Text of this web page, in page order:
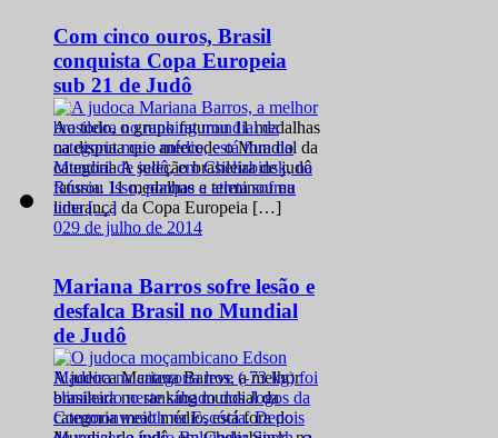
Com cinco ouros, Brasil
conquista Copa Europeia
sub 21 de Judô
Ao todo, o grupo faturou 11 medalhas
na disputa que antecede o Mundial da
categoria A seleção brasileira de judô
faturou 11 medalhas e terminou na
liderança da Copa Europeia […]
029 de julho de 2014
Mariana Barros sofre lesão e
desfalca Brasil no Mundial
de Judô
A judoca Mariana Barros, a melhor
brasileira no ranking mundial da
categoria meio médio, está fora do